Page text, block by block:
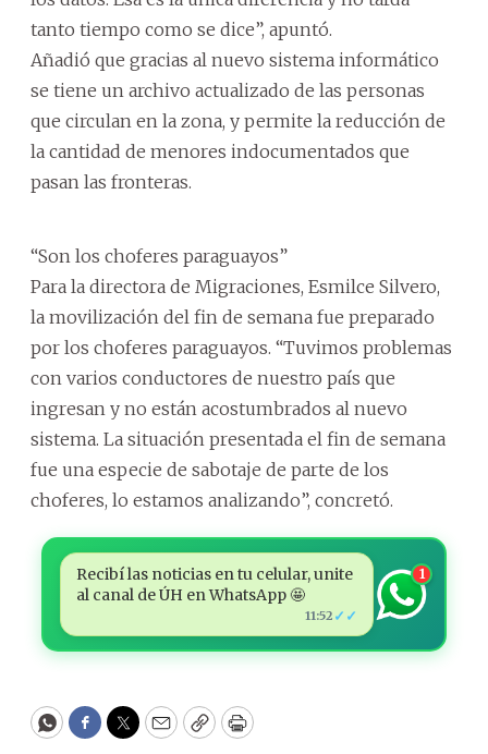
tanto tiempo como se dice”, apuntó.
Añadió que gracias al nuevo sistema informático
se tiene un archivo actualizado de las personas
que circulan en la zona, y permite la reducción de
la cantidad de menores indocumentados que
pasan las fronteras.
“Son los choferes paraguayos”
Para la directora de Migraciones, Esmilce Silvero,
la movilización del fin de semana fue preparado
por los choferes paraguayos. “Tuvimos problemas
con varios conductores de nuestro país que
ingresan y no están acostumbrados al nuevo
sistema. La situación presentada el fin de semana
fue una especie de sabotaje de parte de los
choferes, lo estamos analizando”, concretó.
Recibí las noticias en tu celular, unite
al canal de ÚH en WhatsApp 🤩
11:52 ✓✓
1
WhatsApp
Facebook
Twitter
EmailCopyPrint